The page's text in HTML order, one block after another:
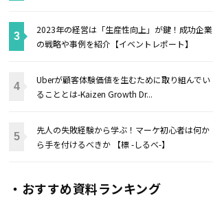
2023年の経営は「生産性向上」が鍵！成功企業
の戦略や事例を紹介【イベントレポート】
Uberが顧客体験価値を生むために取り組んでい
ることとは-Kaizen Growth Dr...
先人の失敗経験から学ぶ！マーケ初心者は何か
ら手を付けるべきか 【標 -しるべ-】
・おすすめ資料ランキング